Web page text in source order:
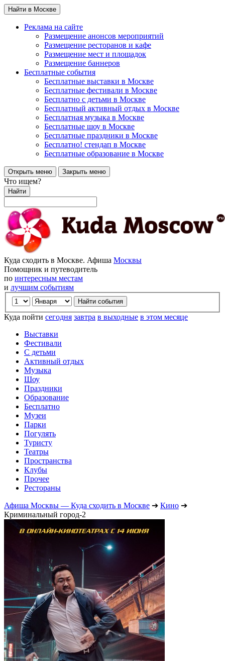
Найти в Москве
Реклама на сайте
Размещение анонсов мероприятий
Размещение ресторанов и кафе
Размещение мест и площадок
Размещение баннеров
Бесплатные события
Бесплатные выставки в Москве
Бесплатные фестивали в Москве
Бесплатно с детьми в Москве
Бесплатный активный отдых в Москве
Бесплатная музыка в Москве
Бесплатные шоу в Москве
Бесплатные праздники в Москве
Бесплатно! стендап в Москве
Бесплатные образование в Москве
Открыть меню Закрыть меню
Что ищем?
Найти
Куда сходить в Москве. Афиша Москвы
Помощник и путеводитель
по интересным местам
и лучшим событиям
Куда пойти сегодня завтра в выходные в этом месяце
Выставки
Фестивали
С детьми
Активный отдых
Музыка
Шоу
Праздники
Образование
Бесплатно
Музеи
Парки
Погулять
Туристу
Театры
Пространства
Клубы
Прочее
Рестораны
Афиша Москвы — Куда сходить в Москве ➔ Кино ➔
Криминальный город-2